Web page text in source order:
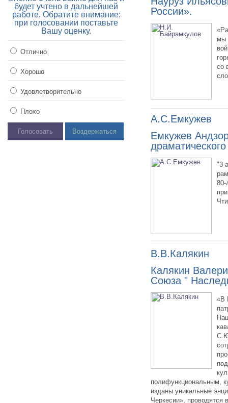
будет учтено в дальнейшей
работе. Обратите внимание:
при голосовании поставьте
Вашу оценку.
Отлично
Хорошо
Удовлетворительно
Плохо
Голосовать Воздержаться
России».
мы
со
А.С.Емкужев
Емкужев
"3
80-
В.В.Калякин
Калякин
Союза "
«В
полифункциональным,
изданы уникальные
Черкесии», проводятся